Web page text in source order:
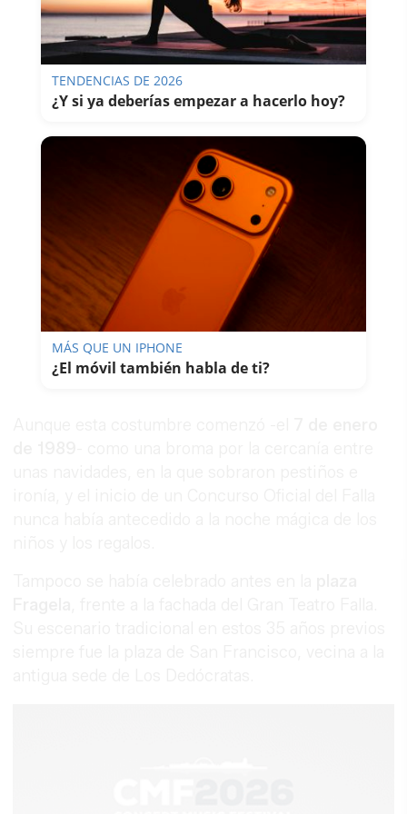
TENDENCIAS DE 2026
¿Y si ya deberías empezar a hacerlo hoy?
MÁS QUE UN IPHONE
¿El móvil también habla de ti?